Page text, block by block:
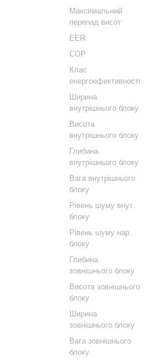
Максимальний
перепад висот
EER
COP
Клас
енергоефективності
Ширина
внутрішнього блоку
Висота
внутрішнього блоку
Глибина
внутрішнього блоку
Вага внутрішнього
блоку
Рівень шуму внут.
блоку
Рівень шуму нар.
блоку
Глибина
зовнішнього блоку
Висота зовнішнього
блоку
Ширина
зовнішнього блоку
Вага зовнішнього
блоку